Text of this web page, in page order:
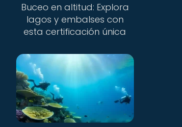
Buceo en altitud: Explora
lagos y embalses con
esta certificación única